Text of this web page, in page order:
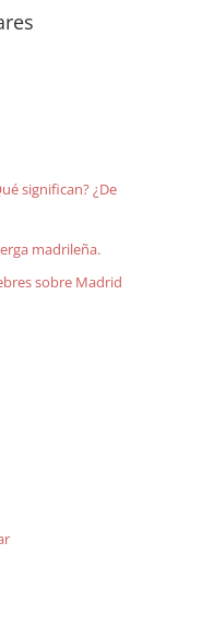
significan? ¿De
madrileña.
sobre Madrid